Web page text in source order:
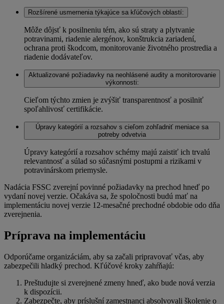
Rozšírené usmernenia týkajúce sa kľúčových oblastí:
Môže dôjsť k posilneniu tém, ako sú straty a plytvanie
potravinami, riadenie alergénov, konštrukcia zariadení,
ochrana proti škodcom, monitorovanie životného prostredia a
riadenie dodávateľov.
Aktualizované požiadavky na neohlásené audity a monitorovanie
výkonnosti:
Cieľom týchto zmien je zvýšiť transparentnosť a posilniť
spoľahlivosť certifikácie.
Úpravy kategórií a rozsahov s cieľom zohľadniť meniace sa
potreby odvetvia
Úpravy kategórií a rozsahov schémy majú zaistiť ich trvalú
relevantnosť a súlad so súčasnými postupmi a rizikami v
potravinárskom priemysle.
Nadácia FSSC zverejní povinné požiadavky na prechod hneď po
vydaní novej verzie. Očakáva sa, že spoločnosti budú mať na
implementáciu novej verzie 12-mesačné prechodné obdobie odo dňa
zverejnenia.
Príprava na implementáciu
Odporúčame organizáciám, aby sa začali pripravovať včas, aby
zabezpečili hladký prechod. Kľúčové kroky zahŕňajú:
Preštudujte si zverejnené zmeny hneď, ako bude nová verzia
k dispozícii.
Zabezpečte, aby príslušní zamestnanci absolvovali školenie o